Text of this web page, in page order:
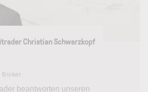
Christian Schwarzkopf
Broker
beantworten unseren